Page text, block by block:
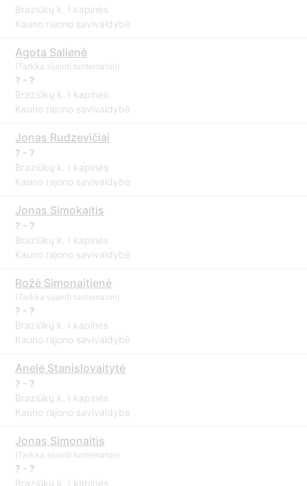
Braziūkų k. I kapinės
Kauno rajono savivaldybė
Agota Salienė
(Tarkka sijainti tuntematon)
? - ?
Braziūkų k. I kapinės
Kauno rajono savivaldybė
Jonas Rudzevičiai
? - ?
Braziūkų k. I kapinės
Kauno rajono savivaldybė
Jonas Simokaitis
? - ?
Braziūkų k. I kapinės
Kauno rajono savivaldybė
Rožė Simonaitienė
(Tarkka sijainti tuntematon)
? - ?
Braziūkų k. I kapinės
Kauno rajono savivaldybė
Anelė Stanislovaitytė
? - ?
Braziūkų k. I kapinės
Kauno rajono savivaldybė
Jonas Simonaitis
(Tarkka sijainti tuntematon)
? - ?
Braziūkų k. I kapinės